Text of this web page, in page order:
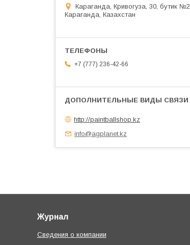
Караганда, Кривогуза, 30, бутик №2,
Караганда, Казахстан
+7 (777) 236-42-66
http://paintballshop.kz
info@agplanet.kz
Журнал
Сведения о компании